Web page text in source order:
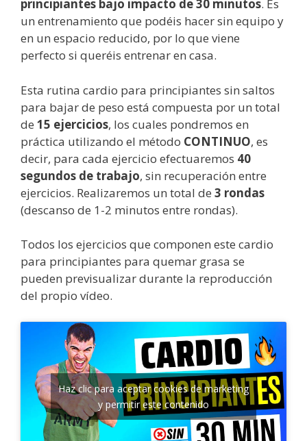
principiantes bajo impacto de 30 minutos. Es
un entrenamiento que podéis hacer sin equipo y
en un espacio reducido, por lo que viene
perfecto si queréis entrenar en casa.
Esta rutina cardio para principiantes sin saltos
para bajar de peso está compuesta por un total
de 15 ejercicios, los cuales pondremos en
práctica utilizando el método CONTINUO, es
decir, para cada ejercicio efectuaremos 40
segundos de trabajo, sin recuperación entre
ejercicios. Realizaremos un total de 3 rondas
(descanso de 1-2 minutos entre rondas).
Todos los ejercicios que componen este cardio
para principiantes para quemar grasa se
pueden previsualizar durante la reproducción
del propio vídeo.
Haz clic para aceptar cookies de marketing
y permitir este contenido